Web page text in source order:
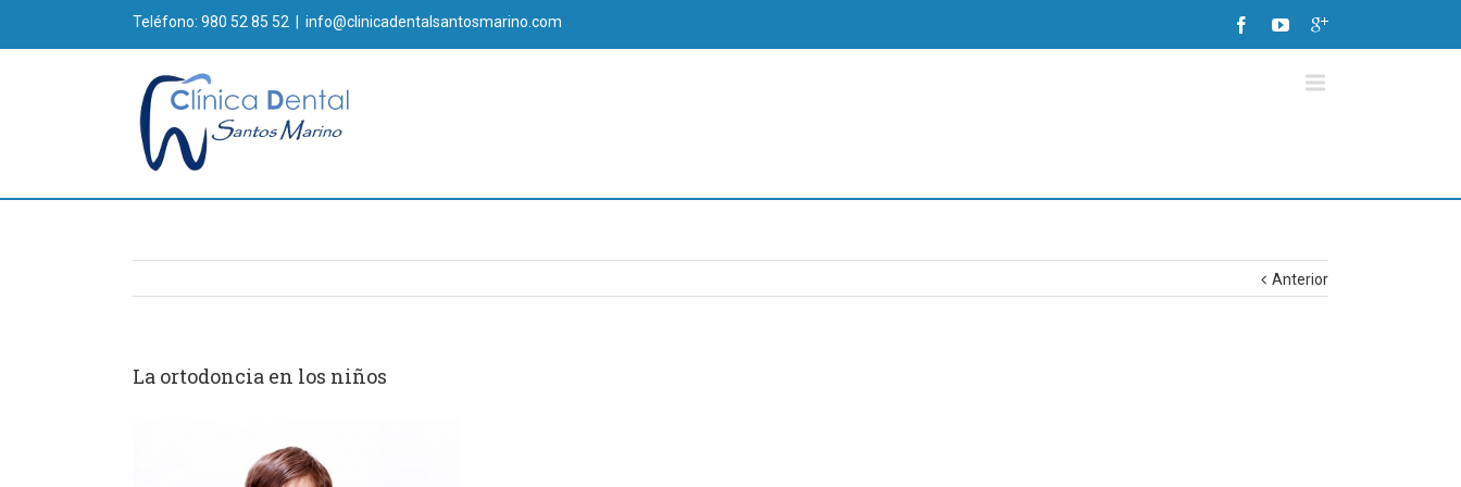
Teléfono: 980 52 85 52 info@clinicadentalsantosmarino.com
Anterior
La ortodoncia en los niños